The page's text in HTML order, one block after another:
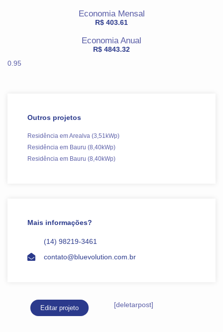
Economia Mensal
R$ 403.61
Economia Anual
R$ 4843.32
0.95
Outros projetos
Residência em Arealva (3,51kWp)
Residência em Bauru (8,40kWp)
Residência em Bauru (8,40kWp)
Mais informações?
(14) 98219-3461
contato@bluevolution.com.br
Editar projeto [deletarpost]